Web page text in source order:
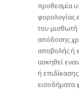
προθεσμία
φορολογίας
του
απόδοσης
αποβολής ή
ασκηθεί
ή
εισοδήματα